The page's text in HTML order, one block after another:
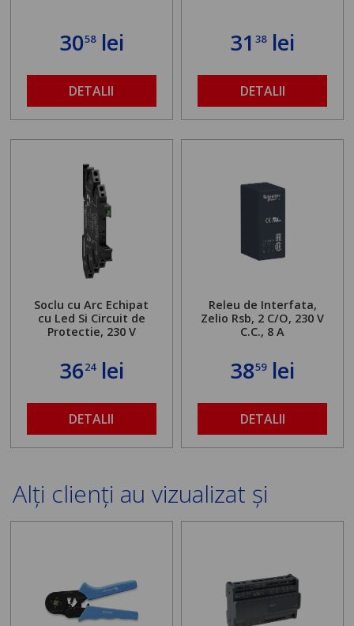
3058lei
DETALII
3138lei
DETALII
Soclu cu Arc Echipat
cu Led Si Circuit de
Protectie, 230 V
3624lei
DETALII
Releu de Interfata,
Zelio Rsb, 2 C/O, 230 V
C.C., 8 A
3859lei
DETALII
Alți clienți au vizualizat și